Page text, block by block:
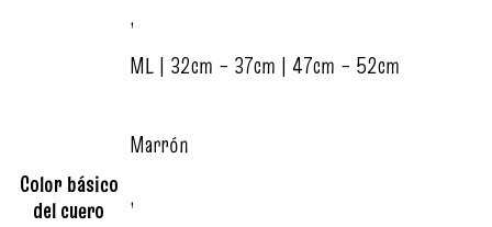
,
ML | 32cm – 37cm | 47cm – 52cm
Color básico
del cuero
Marrón
,